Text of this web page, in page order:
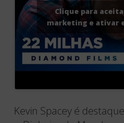
Clique para
marketing e ativar
Kevin Spacey é